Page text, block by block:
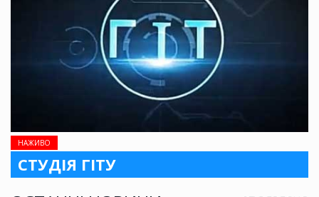
НАЖИВО
СТУДІЯ ГІТУ